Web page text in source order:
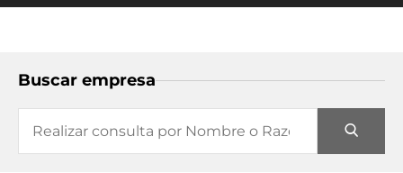
Buscar empresa